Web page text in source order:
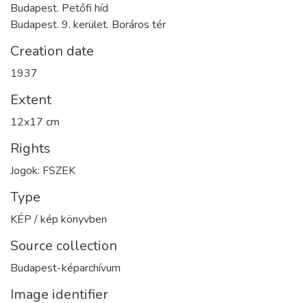
Budapest. Petőfi híd
Budapest. 9. kerület. Boráros tér
Creation date
1937
Extent
12x17 cm
Rights
Jogok: FSZEK
Type
KÉP / kép könyvben
Source collection
Budapest-képarchívum
Image identifier